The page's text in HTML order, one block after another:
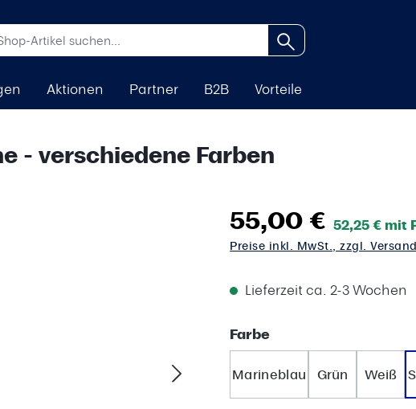
Aktionen Partner B2B Vorteile
- verschiedene Farben
55,00 € 52,25 € mit
Preise inkl. MwSt., zzgl. Versand
Lieferzeit ca. 2-3 Wochen
Farbeauswählen
Marineblau Grün Weiß